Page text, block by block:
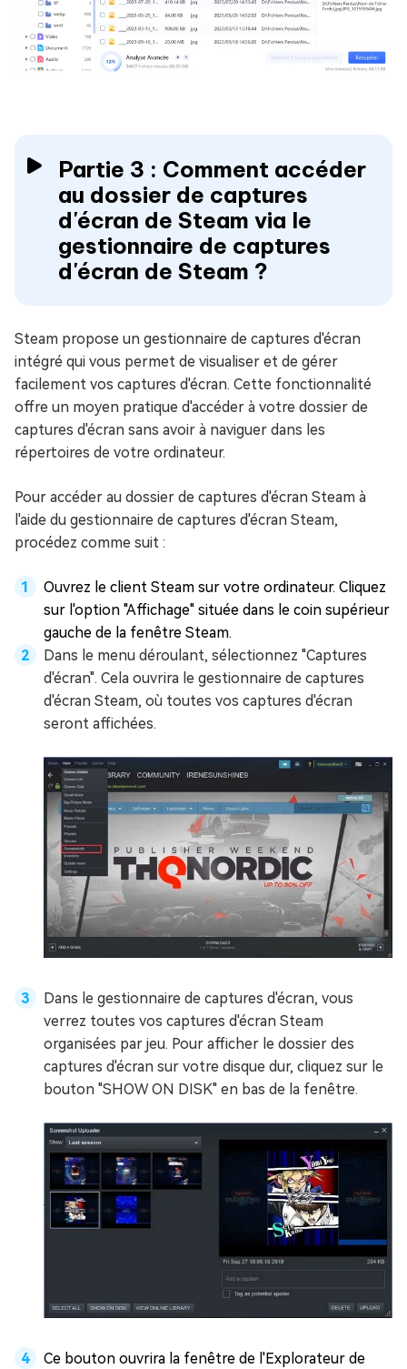
Partie 3 : Comment accéder
au dossier de captures
d'écran de Steam via le
gestionnaire de captures
d'écran de Steam ?
Steam propose un gestionnaire de captures d'écran
intégré qui vous permet de visualiser et de gérer
facilement vos captures d'écran. Cette fonctionnalité
offre un moyen pratique d'accéder à votre dossier de
captures d'écran sans avoir à naviguer dans les
répertoires de votre ordinateur.
Pour accéder au dossier de captures d'écran Steam à
l'aide du gestionnaire de captures d'écran Steam,
procédez comme suit :
Ouvrez le client Steam sur votre ordinateur. Cliquez
sur l'option "Affichage" située dans le coin supérieur
gauche de la fenêtre Steam.
Dans le menu déroulant, sélectionnez "Captures
d'écran". Cela ouvrira le gestionnaire de captures
d'écran Steam, où toutes vos captures d'écran
seront affichées.
Dans le gestionnaire de captures d'écran, vous
verrez toutes vos captures d'écran Steam
organisées par jeu. Pour afficher le dossier des
captures d'écran sur votre disque dur, cliquez sur le
bouton "SHOW ON DISK" en bas de la fenêtre.
Ce bouton ouvrira la fenêtre de l'Explorateur de